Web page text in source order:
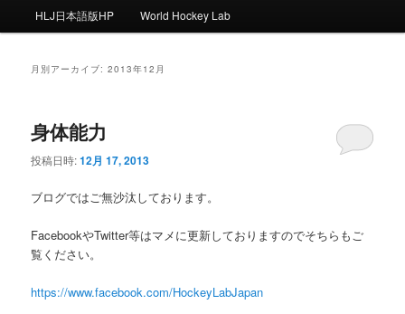
HLJ日本語版HP World Hockey Lab
月別アーカイブ:2013年12月
身体能力
投稿日時:12月 17, 2013
ブログではご無沙汰しております。
FacebookやTwitter等はマメに更新しておりますのでそちらもご
覧ください。
https://www.facebook.com/HockeyLabJapan